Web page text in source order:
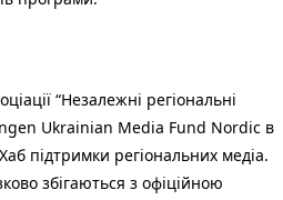
“Незалежні регіональні
Ukrainian Media Fund Nordic в
підтримки регіональних медіа.
збігаються з офіційною